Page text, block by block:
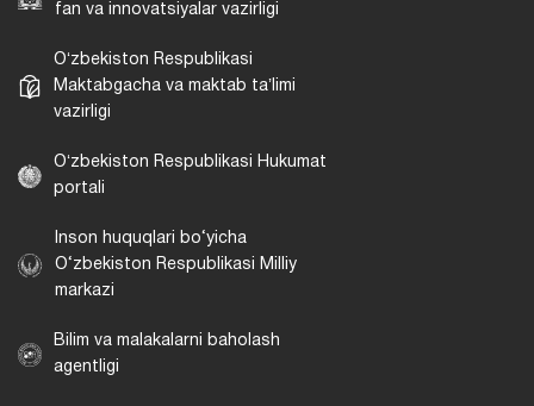
fan va innovatsiyalar vazirligi
Oʻzbekiston Respublikasi
Maktabgacha va maktab taʼlimi
vazirligi
Oʻzbekiston Respublikasi Hukumat
portali
Inson huquqlari bo‘yicha
O‘zbekiston Respublikasi Milliy
markazi
Bilim va malakalarni baholash
agentligi